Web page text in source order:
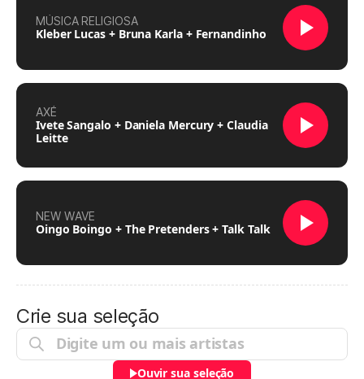
MÚSICA RELIGIOSA
Kleber Lucas + Bruna Karla + Fernandinho
AXÉ
Ivete Sangalo + Daniela Mercury + Claudia
Leitte
NEW WAVE
Oingo Boingo + The Pretenders + Talk Talk
Crie sua seleção
Ouvir sua seleção